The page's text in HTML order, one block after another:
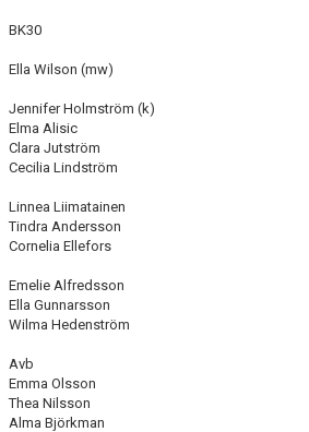
BK30
Ella Wilson (mw)
Jennifer Holmström (k)
Elma Alisic
Clara Jutström
Cecilia Lindström
Linnea Liimatainen
Tindra Andersson
Cornelia Ellefors
Emelie Alfredsson
Ella Gunnarsson
Wilma Hedenström
Avb
Emma Olsson
Thea Nilsson
Alma Björkman